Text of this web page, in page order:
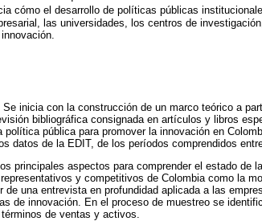
cómo el desarrollo de políticas públicas
las universidades, los centros de
inicia con la construcción de un marco teórico a
bibliográfica consignada en artículos y libros
pública para promover la innovación en
datos de la EDIT, de los períodos comprendidos
principales aspectos para comprender el estado de
y competitivos de Colombia como la
una entrevista en profundidad aplicada a las
de innovación. En el proceso de muestreo se
de ventas y activos.